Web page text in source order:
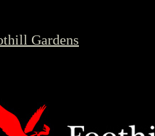
Gardens